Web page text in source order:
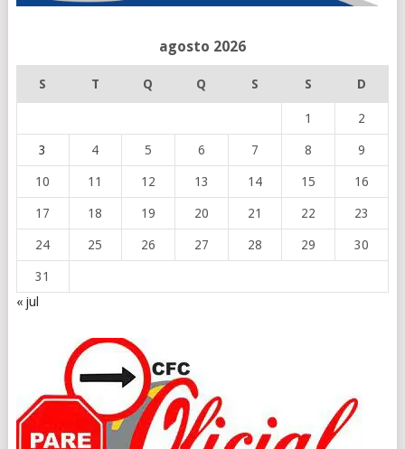
agosto 2026
S T Q Q S S D
1 2
3 4 5 6 7 8 9
10 11 12 13 14 15 16
17 18 19 20 21 22 23
24 25 26 27 28 29 30
31
« jul